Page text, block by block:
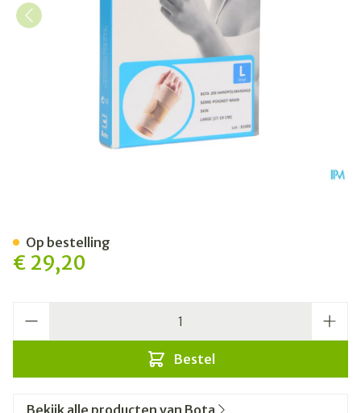
€ 29,20
Bestel
Op bestelling
Bekijk alle producten van Bota